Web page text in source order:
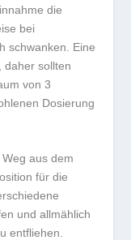
die
bei
schwanken. Eine
daher sollten
von 3
Dosierung
aus dem
für die
und allmählich
entfliehen.